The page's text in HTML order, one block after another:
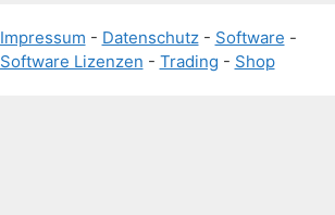
Impressum - Datenschutz- Software -
Software Lizenzen - Trading - Shop